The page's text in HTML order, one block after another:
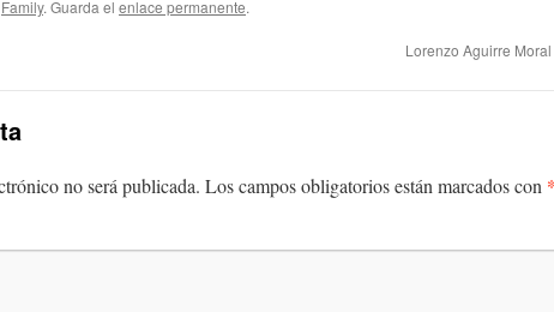
Family. Guarda el enlace permanente.
Lorenzo Aguirre Moral
no será publicada. Los campos obligatorios están marcados con *